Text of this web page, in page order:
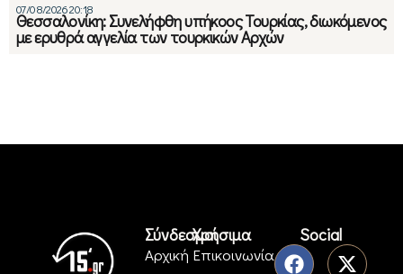
07/08/2026 20:18
Θεσσαλονίκη: Συνελήφθη υπήκοος Τουρκίας, διωκόμενος
με ερυθρά αγγελία των τουρκικών Αρχών
Σύνδεσμοι
Αρχική
Χρήσιμα
Επικοινωνία
Social